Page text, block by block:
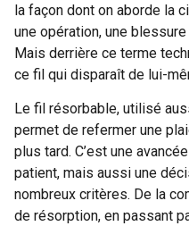
la façon dont on aborde la
une opération, une
Mais derrière ce terme
ce fil qui disparaît de lui-
Le fil résorbable, utilisé
permet de refermer une
plus tard. C’est une
patient, mais aussi une
nombreux critères. De la
de résorption, en passant